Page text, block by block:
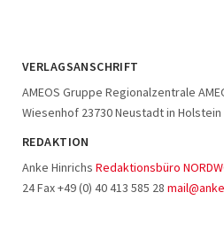
VERLAGSANSCHRIFT
AMEOS Gruppe Regionalzentrale
Wiesenhof 23730 Neustadt in Holstein
REDAKTION
Anke Hinrichs Redaktionsbüro
24 Fax +49 (0) 40 413 585 28